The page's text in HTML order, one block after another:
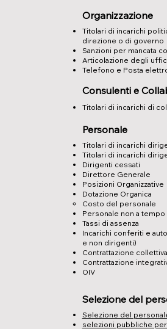
Organizzazione
Titolari di incarichi
direzione o di governo
Sanzioni per mancata
Articolazione degli
Telefono e Posta
Consulenti e
Titolari di incarichi di
Personale
Titolari di incarichi
Titolari di incarichi
Dirigenti cessati
Direttore Generale
Posizioni Organizzative
Dotazione Organica
Costo del personale
Personale non a
Tassi di assenza
Incarichi conferiti e
e non dirigenti)
Contrattazione collettiva
Contrattazione
OIV
Selezione del
Selezione del
selezioni pubbliche